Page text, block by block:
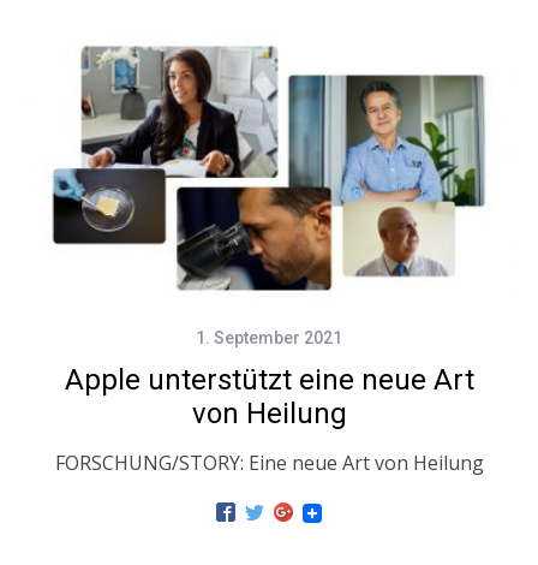
1. September 2021
Apple unterstützt eine neue Art
von Heilung
FORSCHUNG/STORY: Eine neue Art von Heilung